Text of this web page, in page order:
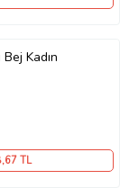
Kadın
,67 TL